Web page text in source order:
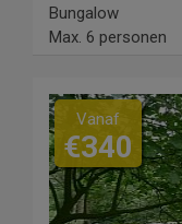
Bungalow
Max. 6 personen
Vanaf
€340